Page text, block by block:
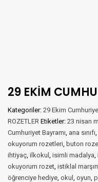
29 EKİM
Kategoriler: 29 Ekim
ROZETLER Etiketler: 23 nisan
Cumhuriyet Bayramı ana sınıfı
okuyorum rozetleri buton
ihtiyaç ilkokul isimli madalya
okuyorum rozet istiklal
öğrenciye hediye okul oyun